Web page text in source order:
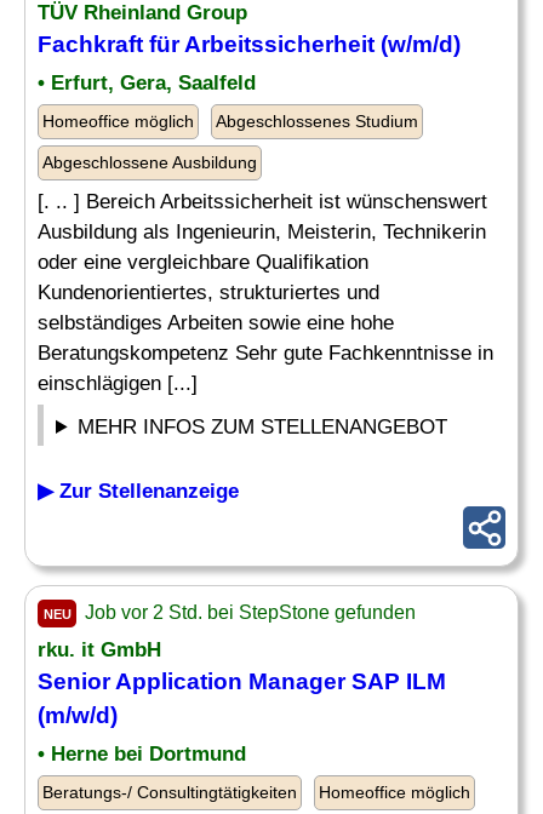
TÜV Rheinland Group
Fachkraft für Arbeitssicherheit (w/m/d)
• Erfurt, Gera, Saalfeld
Homeoffice möglich Abgeschlossenes Studium
Abgeschlossene Ausbildung
[. .. ] Bereich Arbeitssicherheit ist wünschenswert
Ausbildung als Ingenieurin, Meisterin, Technikerin
oder eine vergleichbare Qualifikation
Kundenorientiertes, strukturiertes und
selbständiges Arbeiten sowie eine hohe
Beratungskompetenz Sehr gute Fachkenntnisse in
einschlägigen [...]
MEHR INFOS ZUM STELLENANGEBOT
▶ Zur Stellenanzeige
NEU Job vor 2 Std. bei StepStone gefunden
rku. it GmbH
Senior Application Manager SAP ILM
(m/w/d)
• Herne bei Dortmund
Beratungs-/ Consultingtätigkeiten Homeoffice möglich